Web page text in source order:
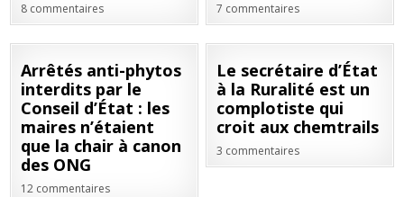
8 commentaires 7 commentaires
18
JAN
Arrêtés anti-phytos
interdits par le
Conseil d’État : les
maires n’étaient
que la chair à canon
des ONG
12 commentaires
30
JUIL
2020
Le secrétaire d’État
à la Ruralité est un
complotiste qui
croit aux chemtrails
3 commentaires